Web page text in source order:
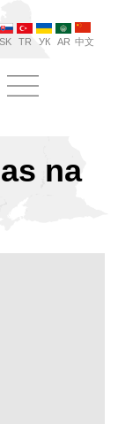
SK TR УК AR 中文
na